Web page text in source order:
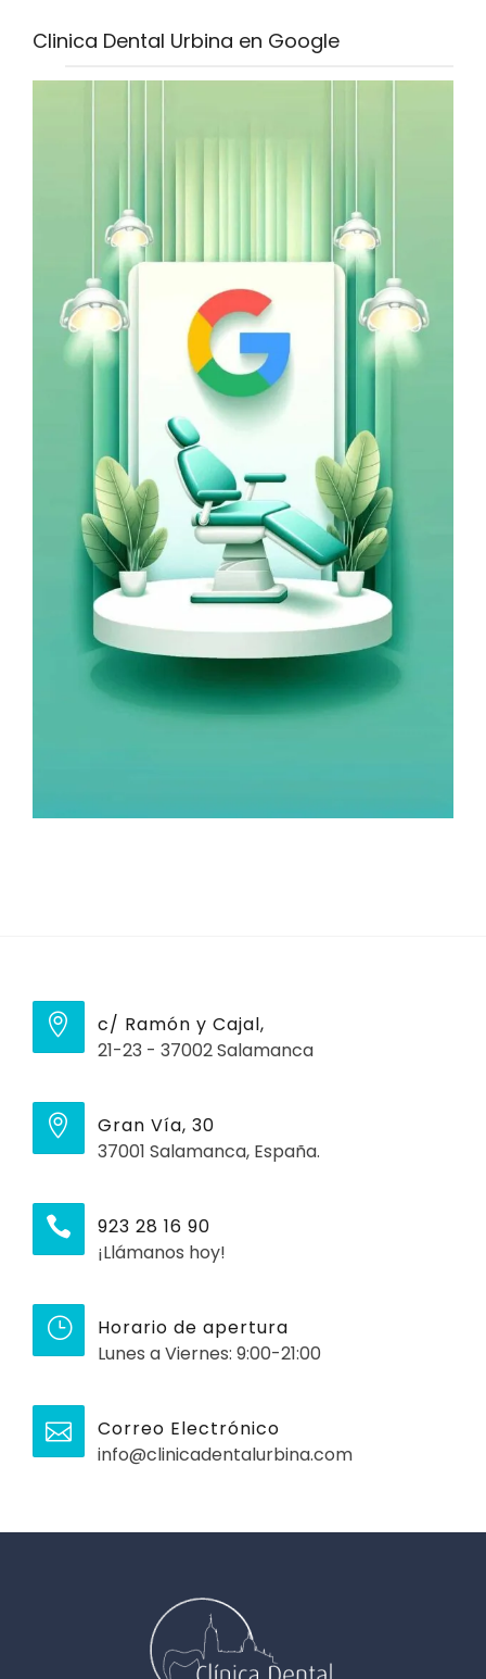
Clinica Dental Urbina en Google
c/ Ramón y Cajal,
21-23 - 37002 Salamanca
Gran Vía, 30
37001 Salamanca, España.
923 28 16 90
¡Llámanos hoy!
Horario de apertura
Lunes a Viernes: 9:00-21:00
Correo Electrónico
info@clinicadentalurbina.com